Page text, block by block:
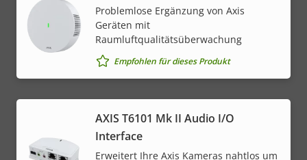
Problemlose Ergänzung von Axis
Geräten mit
Raumluftqualitätsüberwachung
Empfohlen für dieses Produkt
AXIS T6101 Mk II Audio I/O
Interface
Erweitert Ihre Axis Kameras nahtlos um